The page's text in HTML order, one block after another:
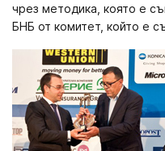
чрез методика, която е
БНБ от комитет, който е